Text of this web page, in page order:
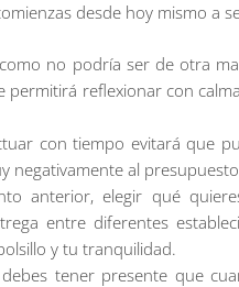
desde hoy mismo a
no podría ser de otra
permitirá reflexionar con
con tiempo evitará que
negativamente al
anterior, elegir qué
entre diferentes
y tu tranquilidad.
tener presente que